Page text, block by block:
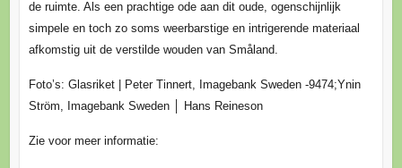
de ruimte. Als een prachtige ode aan dit oude, ogenschijnlijk
simpele en toch zo soms weerbarstige en intrigerende materiaal
afkomstig uit de verstilde wouden van Småland.
Foto’s: Glasriket | Peter Tinnert, Imagebank Sweden -9474;Ynin
Ström, Imagebank Sweden │ Hans Reineson
Zie voor meer informatie: